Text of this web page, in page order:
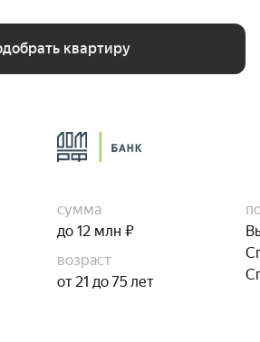
квартиру
сумма
до 12 млн ₽
возраст
от 21 до 75 лет